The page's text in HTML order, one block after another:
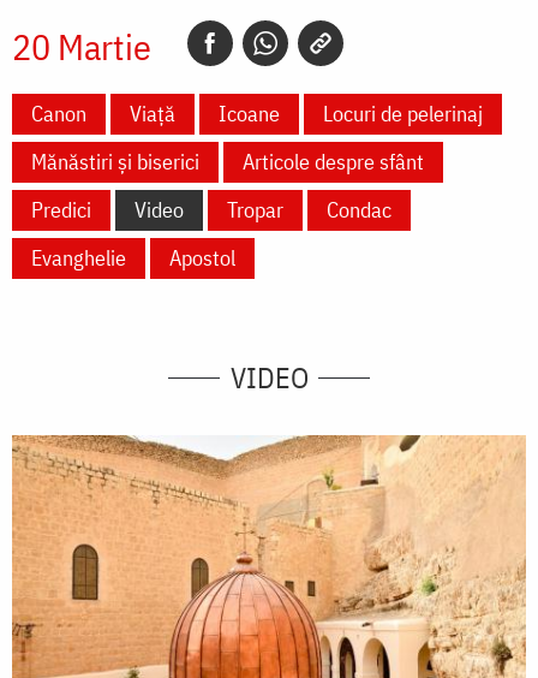
20 Martie
Canon Viață Icoane
Locuri de pelerinaj
Mănăstiri și biserici
Articole despre sfânt
Predici
Video Tropar
Condac
Evanghelie
Apostol
VIDEO